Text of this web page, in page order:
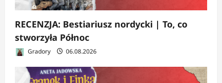
RECENZJA: Bestiariusz nordycki | To, co
stworzyła Północ
Gradory 06.08.2026